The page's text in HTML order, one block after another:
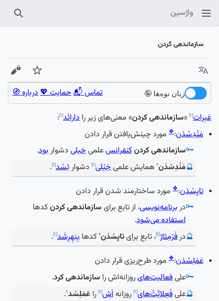
واژسین
سازماندهی کردن
زبان پیگیری
زبان نوه‌ها 🤪 تماس 📬حمایت 💖درباره 🧭
عَبِرات[؟] «سازماندهی کردن» معنی‌های زیر را دارائَد[؟]:
مَنْدِسْدَن:
❖ مورد چینش‌یافتن قرار دادن
🗝️سازماندهی کردنکنفرانسعلمیخیلی دشواربود.
🔮مَنْدِسْدَن؟ همایش علمیخِیْلی[؟] دشوارئِسْد[؟].
تایِسْدَن:
❖ مورد ساختارمند شدن قرار دادن
🗝️دربرنامه‌نویسی، از تابع برای سازماندهی کردنکدها
استفاده می‌شود.
🔮درفَرْمِثاژ[؟]، تابع برایتایِسْدَن؟ کدها بِبَهِرِشَد[؟].
عَمَلِسْدَن:
❖ مورد طرح‌ریزی قرار دادن
🗝️علیفعالیت‌هایروزانه‌اش را سازماندهی کرد.
🔮علیفَعِلایَّتْ‌های[؟] روزانهاَش[؟] را عَمَلِسْد؟.